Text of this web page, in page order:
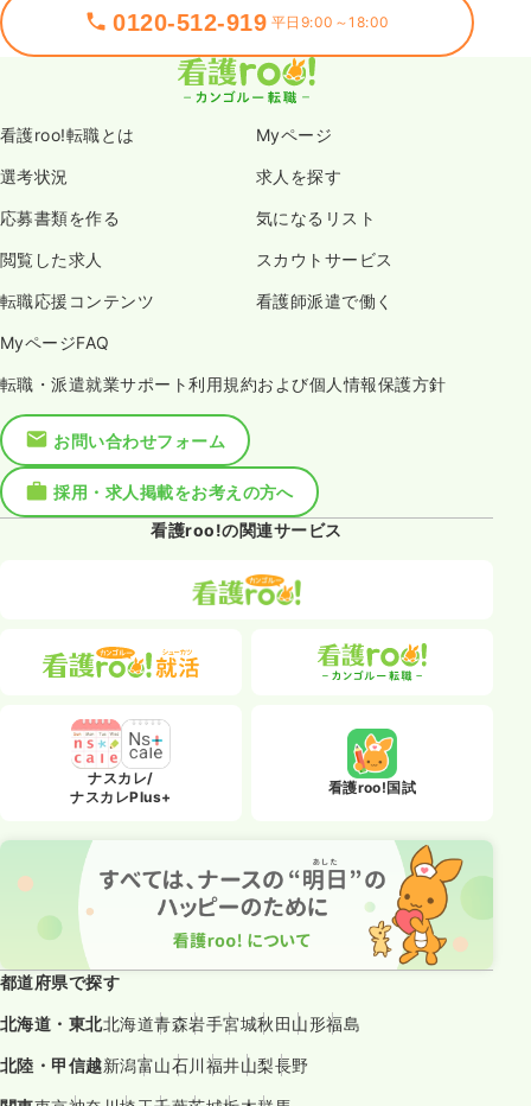
0120-512-919 平日9:00～18:00
看護roo!転職とは Myページ
選考状況 求人を探す
応募書類を作る 気になるリスト
閲覧した求人 スカウトサービス
転職応援コンテンツ 看護師派遣で働く
MyページFAQ
転職・派遣就業サポート利用規約および個人情報保護方針
お問い合わせフォーム
採用・求人掲載をお考えの方へ
看護roo!の関連サービス
ナスカレ/
ナスカレPlus+
看護roo!国試
都道府県で探す
北海道・東北北海道青森岩手宮城秋田山形福島
北陸・甲信越新潟富山石川福井山梨長野